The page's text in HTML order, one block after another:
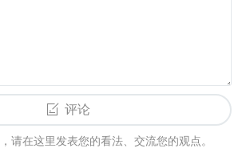
一样目前也是比较好的一种投资理
黄金的好处有哪些呢？下面为您介
评论
请在这里发表您的看法、交流您的观点。